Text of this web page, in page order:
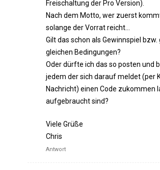
Freischaltung der Pro Version).
Nach dem Motto, wer zuerst
solange der Vorrat reicht…
Gilt das schon als Gewinnspiel
gleichen Bedingungen?
Oder dürfte ich das so posten und
jedem der sich darauf meldet (per
Nachricht) einen Code zukommen
aufgebraucht sind?
Viele Grüße
Chris
Antwort